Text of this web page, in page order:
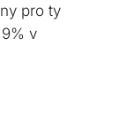
pro ty
v